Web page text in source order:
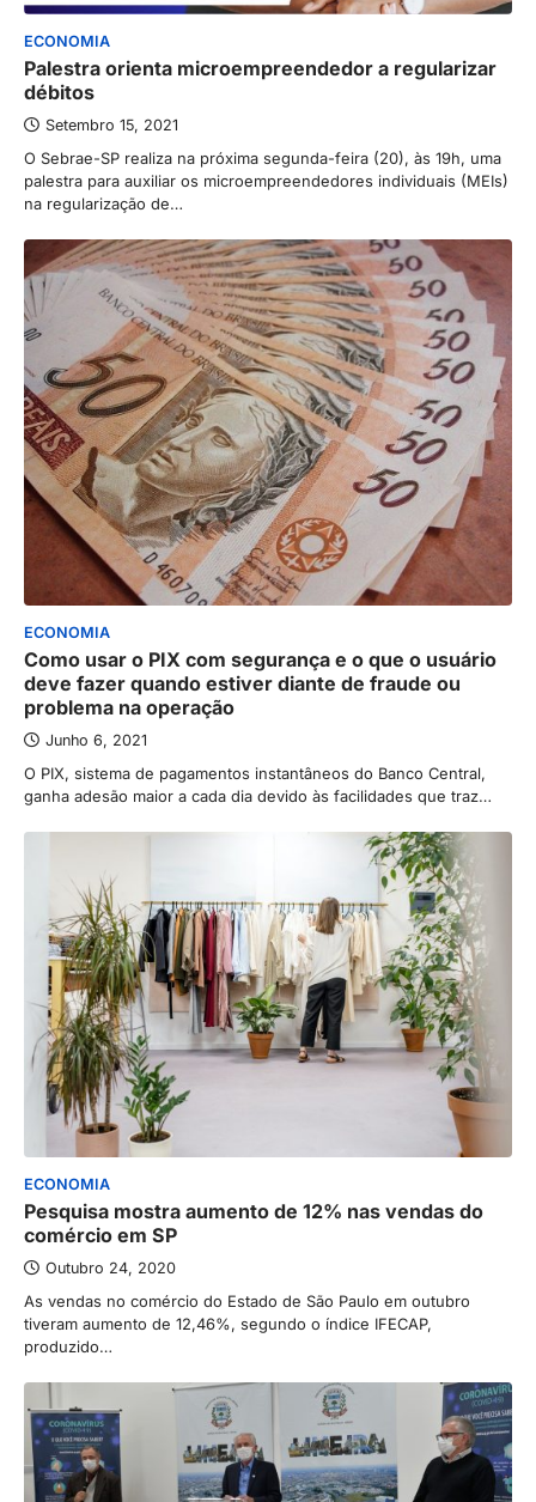
ECONOMIA
Palestra orienta microempreendedor a regularizar
débitos
Setembro 15, 2021
O Sebrae-SP realiza na próxima segunda-feira (20), às 19h, uma
palestra para auxiliar os microempreendedores individuais (MEIs)
na regularização de…
ECONOMIA
Como usar o PIX com segurança e o que o usuário
deve fazer quando estiver diante de fraude ou
problema na operação
Junho 6, 2021
O PIX, sistema de pagamentos instantâneos do Banco Central,
ganha adesão maior a cada dia devido às facilidades que traz…
ECONOMIA
Pesquisa mostra aumento de 12% nas vendas do
comércio em SP
Outubro 24, 2020
As vendas no comércio do Estado de São Paulo em outubro
tiveram aumento de 12,46%, segundo o índice IFECAP,
produzido…